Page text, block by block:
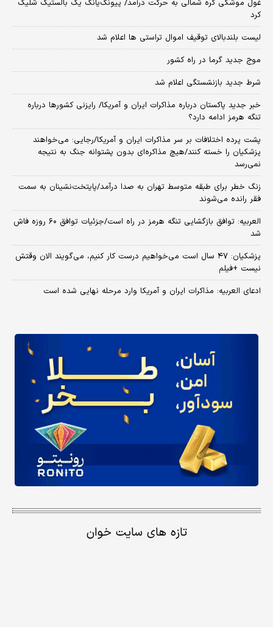
غول موشکی کره شمالی به حرکت درآمد/ پیونگ‌یانگ یک بالستیک شلیک
کرد
لیست بلندبالای توقیف اموال تراستی ها اعلام شد
موج جدید گرما در راه کشور
شرط جدید بازنشستگی اعلام شد
خبر جدید پاکستان درباره مذاکرات ایران و آمریکا/ رایزنی کشورها درباره
تنگه هرمز ادامه دارد؟
پشت پرده اختلافات بر سر مذاکرات ایران و آمریکا/رجایی: می‌خواهند
پزشکیان را خسته کنند/هیچ مذاکره‌ای بدون پشتوانه جنگ به نتیجه
نمی‌رسد
زنگ خطر برای طبقه متوسط تهران به صدا درآمد/پایتخت‌نشینان به سمت
فقر رانده می‌شوند
العربیه: توافق بازگشایی تنگه هرمز در راه است/جزئیات توافق ۶۰ روزه فاش
شد
پزشکیان: ۴۷ سال است می‌خواهیم درست کار کنیم، می‌گویند الان وقتش
نیست +فیلم
ادعای العربیه: مذاکرات ایران و آمریکا وارد مرحله نهایی شده است
تازه های سایت خوان